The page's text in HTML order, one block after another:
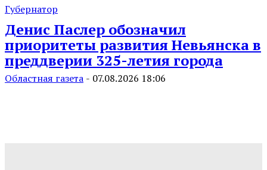
Губернатор
Денис Паслер обозначил
приоритеты развития Невьянска в
преддверии 325-летия города
Областная газета - 07.08.2026 18:06